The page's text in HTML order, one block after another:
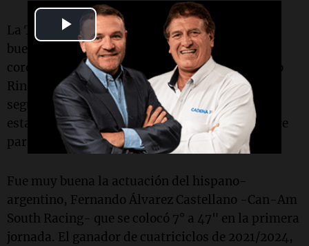
Play
Video
La T4 también tiene un disputado comienzo y
buenas actuaciones de los argentinos. Los
cordobeses Jeremías González Ferioli y Gonzalo
Rinaldi -Can-Am Factory Team- resultaron
segundos a 19s del líder del Prólogo, el
estadounidense Brock Heger -Polaris- que corre
para el equipo de Sebastien Loeb.
Fue muy buena la actuación del hispano-
argentino, Fernando Álvarez Castellano -Can-Am
South Racing- que se colocó 7° a 47" en la primera
jornada. El ganador de cuatriciclos de 2021/2024,